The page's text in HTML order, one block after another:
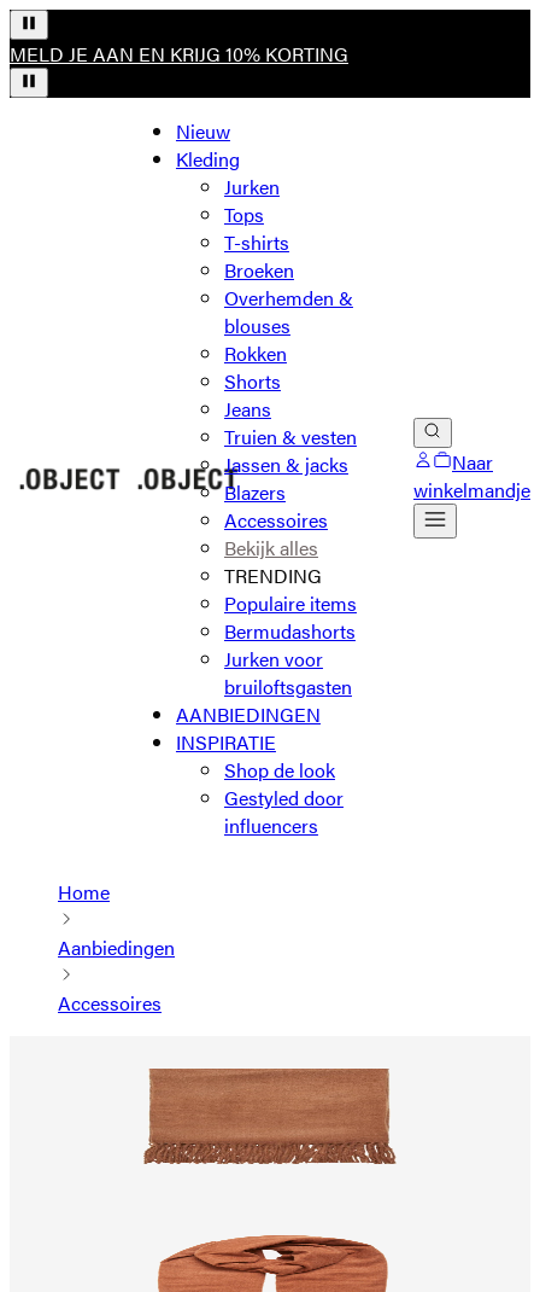
MELD JE AAN EN KRIJG 10% KORTING
Nieuw
Kleding
Jurken
Tops
T-shirts
Broeken
Overhemden &
blouses
Rokken
Shorts
Jeans
Truien & vesten
Jassen & jacks
Blazers
Accessoires
Bekijk alles
TRENDING
Populaire items
Bermudashorts
Jurken voor
bruiloftsgasten
AANBIEDINGEN
INSPIRATIE
Shop de look
Gestyled door
influencers
Naar
winkelmandje
Home
Aanbiedingen
Accessoires